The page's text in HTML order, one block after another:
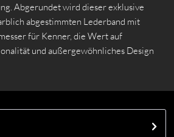
Abgerundet wird dieser exklusive
abgestimmten Lederband mit
für Kenner, die Wert auf
und außergewöhnliches Design